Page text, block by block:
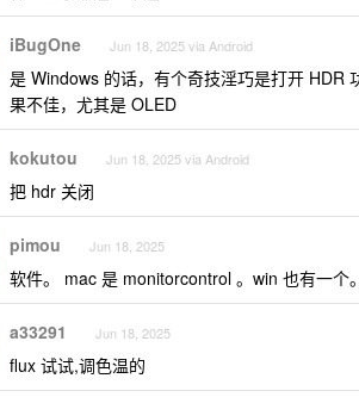
iBugOne Jun 18, 2025 via Android
是 Windows 的话，有个奇技淫巧是打开 HDR
果不佳，尤其是 OLED
kokutou Jun 18, 2025 via Android
把 hdr 关闭
pimou Jun 18, 2025
软件。 mac 是 monitorcontrol 。win 也有一个。
a33291 Jun 18, 2025
flux 试试,调色温的